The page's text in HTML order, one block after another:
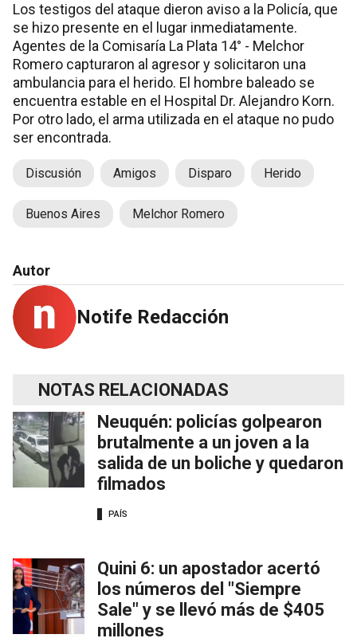
Los testigos del ataque dieron aviso a la Policía, que
se hizo presente en el lugar inmediatamente.
Agentes de la Comisaría La Plata 14° - Melchor
Romero capturaron al agresor y solicitaron una
ambulancia para el herido. El hombre baleado se
encuentra estable en el Hospital Dr. Alejandro Korn.
Por otro lado, el arma utilizada en el ataque no pudo
ser encontrada.
Discusión Amigos Disparo Herido
Buenos Aires Melchor Romero
Autor
Notife Redacción
NOTAS RELACIONADAS
Neuquén: policías golpearon
brutalmente a un joven a la
salida de un boliche y quedaron
filmados
PAÍS
Quini 6: un apostador acertó
los números del "Siempre
Sale" y se llevó más de $405
millones